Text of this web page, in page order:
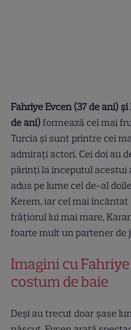
Fahriye Evcen (37 de ani)
de ani) formează cel mai
Turcia și sunt printre cei
admirați actori. Cei doi au
părinți la începutul acestui
adus pe lume cel de-al
Kerem, iar cel mai
frățiorul lui mai mare,
foarte mult un partener de
Imagini cu
costum de baie
Deși au trecut doar șase